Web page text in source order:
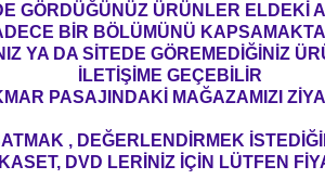
GÖRDÜĞÜNÜZ ÜRÜNLER ELDEKİ
BİR BÖLÜMÜNÜ
YA DA SİTEDE GÖREMEDİĞİNİZ
İLETİŞİME GEÇEBİLİR
PASAJINDAKİ MAĞAZAMIZI
, DEĞERLENDİRMEK
DVD LERİNİZ İÇİN LÜTFEN